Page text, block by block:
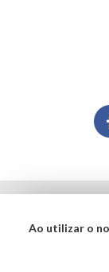
Ao utilizar o